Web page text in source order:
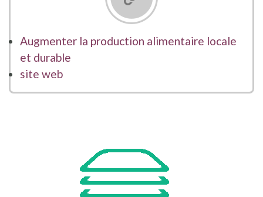
Augmenter la production alimentaire locale
et durable
site web